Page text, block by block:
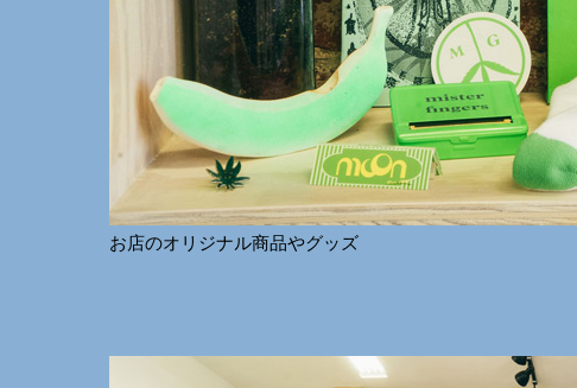
お店のオリジナル商品やグッズ